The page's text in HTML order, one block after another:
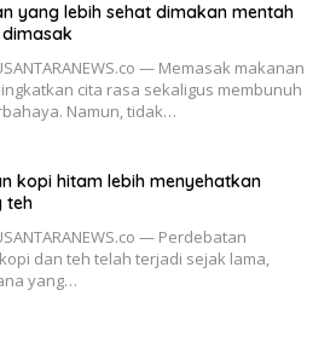
yang lebih sehat dimakan mentah
— Memasak makanan
cita rasa sekaligus membunuh
Namun, tidak…
kopi hitam lebih menyehatkan
teh
— Perdebatan
dan teh telah terjadi sejak lama,
yang…